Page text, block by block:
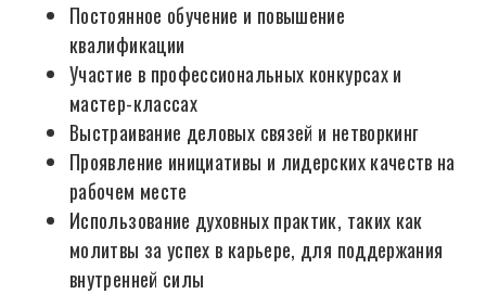
Постоянное обучение и повышение
квалификации
Участие в профессиональных конкурсах и
мастер-классах
Выстраивание деловых связей и нетворкинг
Проявление инициативы и лидерских качеств на
рабочем месте
Использование духовных практик, таких как
молитвы за успех в карьере, для поддержания
внутренней силы